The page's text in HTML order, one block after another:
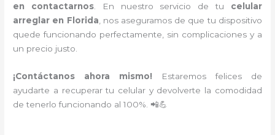
en contactarnos. En nuestro servicio de tu celular
arreglar en Florida , nos aseguramos de que tu dispositivo
quede funcionando perfectamente, sin complicaciones y a
un precio justo.
¡Contáctanos ahora mismo! Estaremos felices de
ayudarte a recuperar tu celular y devolverte la comodidad
de tenerlo funcionando al 100%. 📲💪